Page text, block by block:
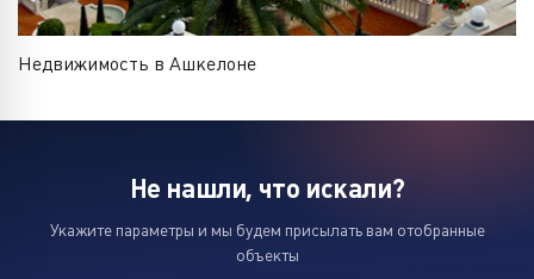
Недвижимость в Ашкелоне
Не нашли, что искали?
Укажите параметры и мы будем присылать вам отобранные
объекты